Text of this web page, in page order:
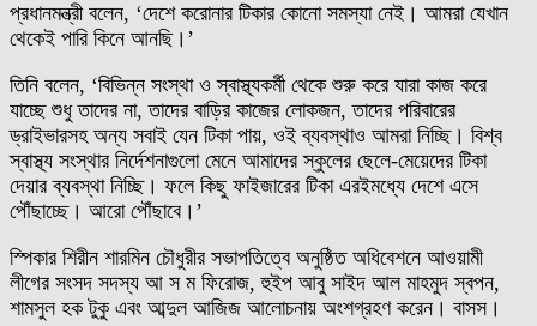
প্রধানমন্ত্রী বলেন, ‘দেশে করোনার টিকার কোনো সমস্যা নেই। আমরা যেখান
থেকেই পারি কিনে আনছি।’
তিনি বলেন, ‘বিভিন্ন সংস্থা ও স্বাস্থ্যকর্মী থেকে শুরু করে যারা কাজ করে
যাচ্ছে শুধু তাদের না, তাদের বাড়ির কাজের লোকজন, তাদের পরিবারের
ড্রাইভারসহ অন্য সবাই যেন টিকা পায়, ওই ব্যবস্থাও আমরা নিচ্ছি। বিশ্ব
স্বাস্থ্য সংস্থার নির্দেশনাগুলো মেনে আমাদের স্কুলের ছেলে-মেয়েদের টিকা
দেয়ার ব্যবস্থা নিচ্ছি। ফলে কিছু ফাইজারের টিকা এরইমধ্যে দেশে এসে
পৌঁছাচ্ছে। আরো পৌঁছাবে।’
স্পিকার শিরীন শারমিন চৌধুরীর সভাপতিত্বে অনুষ্ঠিত অধিবেশনে আওয়ামী
লীগের সংসদ সদস্য আ স ম ফিরোজ, হুইপ আবু সাইদ আল মাহমুদ স্বপন,
শামসুল হক টুকু এবং আব্দুল আজিজ আলোচনায় অংশগ্রহণ করেন। বাসস।